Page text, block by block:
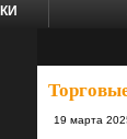
19 марта